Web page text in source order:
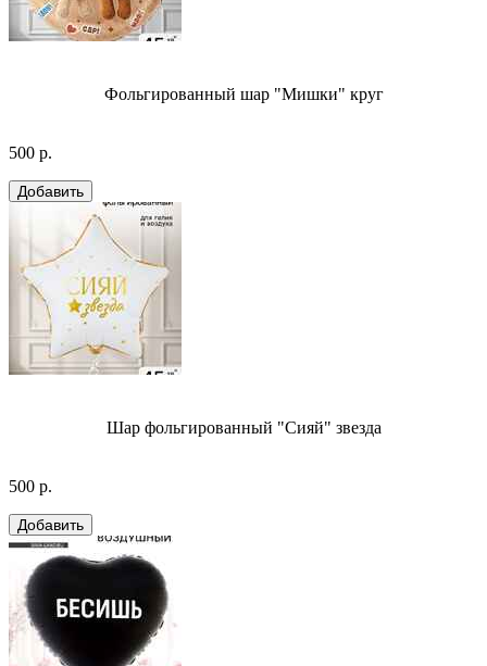
Фольгированный шар "Мишки" круг
500 р.
Шар фольгированный "Сияй" звезда
500 р.